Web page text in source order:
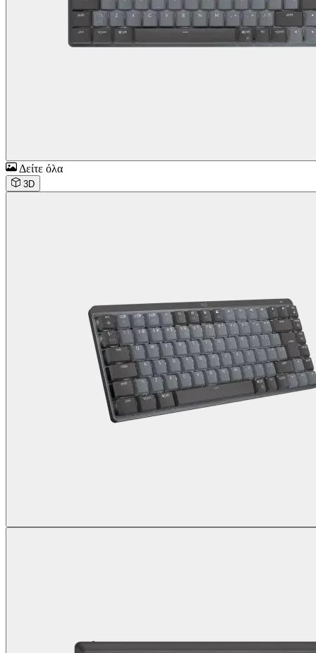
Δείτε όλα
3D